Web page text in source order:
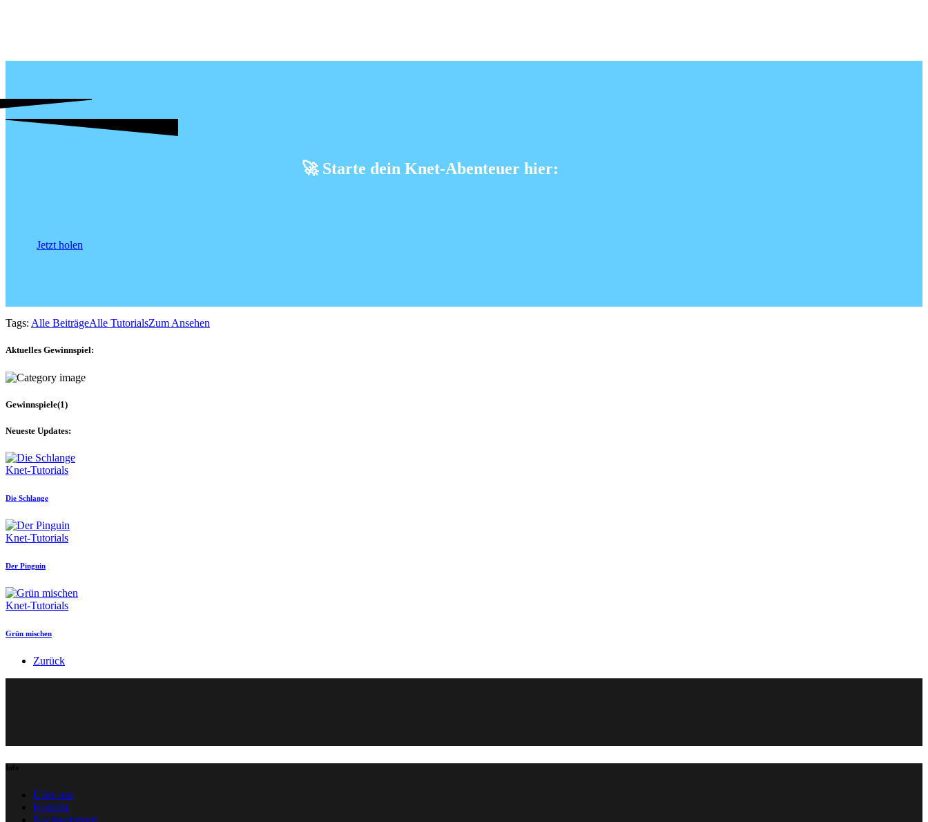
🚀 Starte dein Knet-Abenteuer hier:
Jetzt holen
Tags: Alle BeiträgeAlle TutorialsZum Ansehen
Aktuelles Gewinnspiel:
Gewinnspiele(1)
Neueste Updates:
Knet-Tutorials
Die Schlange
Knet-Tutorials
Der Pinguin
Knet-Tutorials
Grün mischen
Zurück
Info
Über uns
Kontakt
Nachhaltigkeit